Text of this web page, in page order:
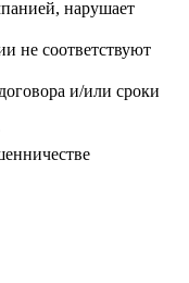
нарушает
не соответствуют
и/или сроки